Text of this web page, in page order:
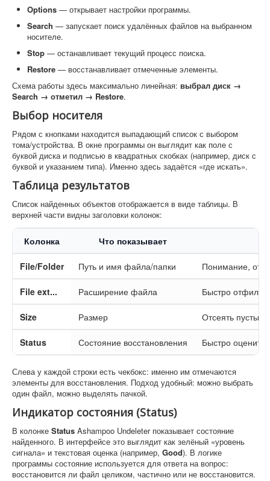
Options — открывает настройки программы.
Search — запускает поиск удалённых файлов на выбранном
носителе.
Stop — останавливает текущий процесс поиска.
Restore — восстанавливает отмеченные элементы.
Схема работы здесь максимально линейная: выбрал диск →
Search → отметил → Restore.
Выбор носителя
Рядом с кнопками находится выпадающий список с выбором
тома/устройства. В окне программы он выглядит как поле с
буквой диска и подписью в квадратных скобках (например, диск с
буквой и указанием типа). Именно здесь задаётся «где искать».
Таблица результатов
Список найденных объектов отображается в виде таблицы. В
верхней части видны заголовки колонок:
Колонка Что показывает
File/Folder Путь и имя файла/папки Понимание,
File ext... Расширение файла Быстро
Size Размер Отсеять
Status Состояние восстановления Быстро оценить
Слева у каждой строки есть чекбокс: именно им отмечаются
элементы для восстановления. Подход удобный: можно выбрать
один файл, можно выделять пачкой.
Индикатор состояния (Status)
В колонке Status Ashampoo Undeleter показывает состояние
найденного. В интерфейсе это выглядит как зелёный «уровень
сигнала» и текстовая оценка (например, Good). В логике
программы состояние используется для ответа на вопрос:
восстановится ли файл целиком, частично или не восстановится.